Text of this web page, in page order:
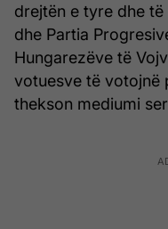
drejtën e tyre dhe
dhe Partia
Hungarezëve të
votuesve të votojnë
thekson mediumi